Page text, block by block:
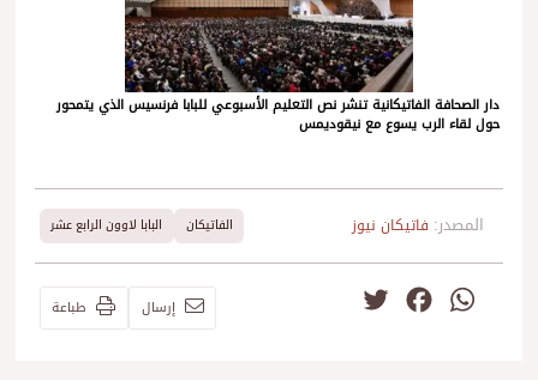
دار الصحافة الفاتيكانية تنشر نص التعليم الأسبوعي للبابا فرنسيس الذي يتمحور
حول لقاء الرب يسوع مع نيقوديمس
المصدر: فاتيكان نيوز الفاتيكان البابا لاوون الرابع عشر
WhatsApp
Facebook إرسال طباعة